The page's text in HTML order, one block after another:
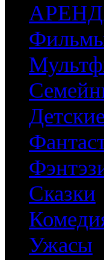
Сказки
Ужасы